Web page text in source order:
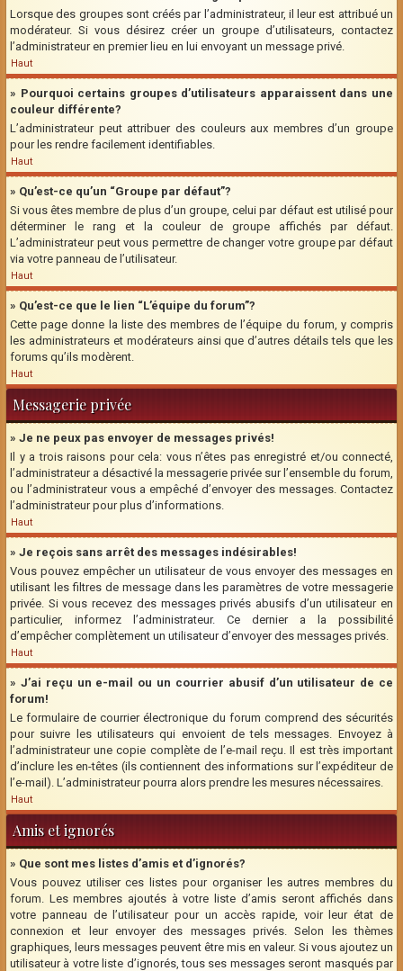
Lorsque des groupes sont créés par l’administrateur, il leur est attribué un
modérateur. Si vous désirez créer un groupe d’utilisateurs, contactez
l’administrateur en premier lieu en lui envoyant un message privé.
Haut
» Pourquoi certains groupes d’utilisateurs apparaissent dans une
couleur différente?
L’administrateur peut attribuer des couleurs aux membres d’un groupe
pour les rendre facilement identifiables.
Haut
» Qu’est-ce qu’un “Groupe par défaut”?
Si vous êtes membre de plus d’un groupe, celui par défaut est utilisé pour
déterminer le rang et la couleur de groupe affichés par défaut.
L’administrateur peut vous permettre de changer votre groupe par défaut
via votre panneau de l’utilisateur.
Haut
» Qu’est-ce que le lien “L’équipe du forum”?
Cette page donne la liste des membres de l’équipe du forum, y compris
les administrateurs et modérateurs ainsi que d’autres détails tels que les
forums qu’ils modèrent.
Haut
Messagerie privée
» Je ne peux pas envoyer de messages privés!
Il y a trois raisons pour cela: vous n’êtes pas enregistré et/ou connecté,
l’administrateur a désactivé la messagerie privée sur l’ensemble du forum,
ou l’administrateur vous a empêché d’envoyer des messages. Contactez
l’administrateur pour plus d’informations.
Haut
» Je reçois sans arrêt des messages indésirables!
Vous pouvez empêcher un utilisateur de vous envoyer des messages en
utilisant les filtres de message dans les paramètres de votre messagerie
privée. Si vous recevez des messages privés abusifs d’un utilisateur en
particulier, informez l’administrateur. Ce dernier a la possibilité
d’empêcher complètement un utilisateur d’envoyer des messages privés.
Haut
» J’ai reçu un e-mail ou un courrier abusif d’un utilisateur de ce
forum!
Le formulaire de courrier électronique du forum comprend des sécurités
pour suivre les utilisateurs qui envoient de tels messages. Envoyez à
l’administrateur une copie complète de l’e-mail reçu. Il est très important
d’inclure les en-têtes (ils contiennent des informations sur l’expéditeur de
l’e-mail). L’administrateur pourra alors prendre les mesures nécessaires.
Haut
Amis et ignorés
» Que sont mes listes d’amis et d’ignorés?
Vous pouvez utiliser ces listes pour organiser les autres membres du
forum. Les membres ajoutés à votre liste d’amis seront affichés dans
votre panneau de l’utilisateur pour un accès rapide, voir leur état de
connexion et leur envoyer des messages privés. Selon les thèmes
graphiques, leurs messages peuvent être mis en valeur. Si vous ajoutez un
utilisateur à votre liste d’ignorés, tous ses messages seront masqués par